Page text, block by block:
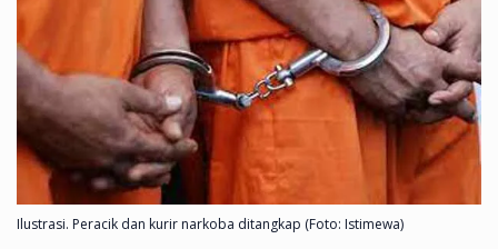
Ilustrasi. Peracik dan kurir narkoba ditangkap (Foto: Istimewa)